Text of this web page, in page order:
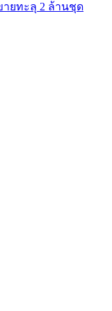
ายทะลุ 2 ล้านชุด